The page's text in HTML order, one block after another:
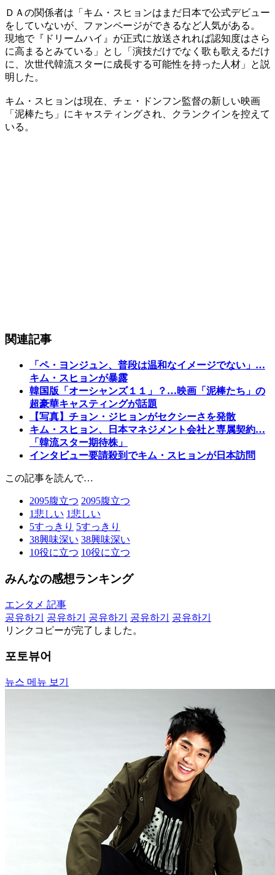
ＤＡの関係者は「キム・スヒョンはまだ日本で公式デビュー
をしていないが、ファンページができるなど人気がある。
現地で『ドリームハイ』が正式に放送されれば認知度はさら
に高まるとみている」とし「演技だけでなく歌も歌えるだけ
に、次世代韓流スターに成長する可能性を持った人材」と説
明した。
キム・スヒョンは現在、チェ・ドンフン監督の新しい映画
「泥棒たち」にキャスティングされ、クランクインを控えて
いる。
関連記事
「ペ・ヨンジュン、普段は温和なイメージでない」…
キム・スヒョンが暴露
韓国版「オーシャンズ１１」？…映画「泥棒たち」の
超豪華キャスティングが話題
【写真】チョン・ジヒョンがセクシーさを発散
キム・スヒョン、日本マネジメント会社と専属契約…
「韓流スター期待株」
インタビュー要請殺到でキム・スヒョンが日本訪問
この記事を読んで…
2095腹立つ 2095腹立つ
1悲しい 1悲しい
5すっきり 5すっきり
38興味深い 38興味深い
10役に立つ 10役に立つ
みんなの感想ランキング
エンタメ 記事
공유하기
공유하기 공유하기 공유하기
공유하기
リンクコピーが完了しました。
포토뷰어
뉴스 메뉴 보기